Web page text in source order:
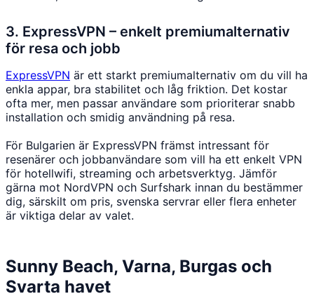
3. ExpressVPN – enkelt premiumalternativ
för resa och jobb
ExpressVPN är ett starkt premiumalternativ om du vill ha
enkla appar, bra stabilitet och låg friktion. Det kostar
ofta mer, men passar användare som prioriterar snabb
installation och smidig användning på resa.
För Bulgarien är ExpressVPN främst intressant för
resenärer och jobbanvändare som vill ha ett enkelt VPN
för hotellwifi, streaming och arbetsverktyg. Jämför
gärna mot NordVPN och Surfshark innan du bestämmer
dig, särskilt om pris, svenska servrar eller flera enheter
är viktiga delar av valet.
Sunny Beach, Varna, Burgas och
Svarta havet